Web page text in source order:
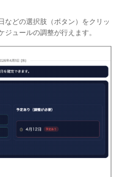
などの選択肢（ボタン）をクリッ
ュールの調整が行えます。